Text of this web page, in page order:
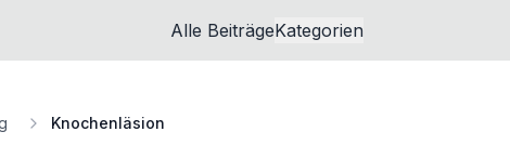
Alle BeiträgeKategorien
Knochenläsion